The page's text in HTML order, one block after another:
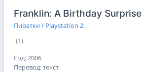
Franklin: A Birthday Surprise
Пиратки / Playstation 2
(1)
Год: 2006
Перевод: текст